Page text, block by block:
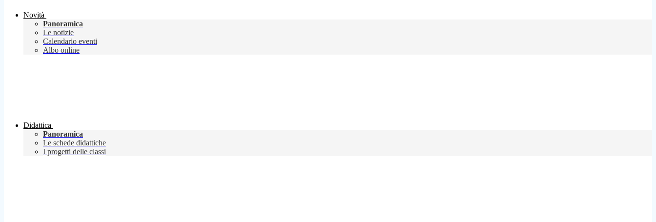
Novità
Panoramica
Le notizie
Calendario eventi
Albo online
Didattica
Panoramica
Le schede didattiche
I progetti delle classi